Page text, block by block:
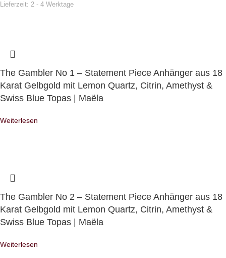
Lieferzeit: 2 - 4 Werktage
The Gambler No 1 – Statement Piece Anhänger aus 18
Karat Gelbgold mit Lemon Quartz, Citrin, Amethyst &
Swiss Blue Topas | Maëla
Weiterlesen
The Gambler No 2 – Statement Piece Anhänger aus 18
Karat Gelbgold mit Lemon Quartz, Citrin, Amethyst &
Swiss Blue Topas | Maëla
Weiterlesen